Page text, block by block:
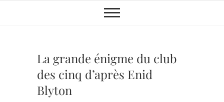
La grande énigme du club
des cinq d’après Enid
Blyton